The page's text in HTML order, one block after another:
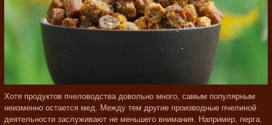
Хотя продуктов пчеловодства довольно много, самым популярным
неизменно остается мед. Между тем другие производные пчелиной
деятельности заслуживают не меньшего внимания. Например, перга.